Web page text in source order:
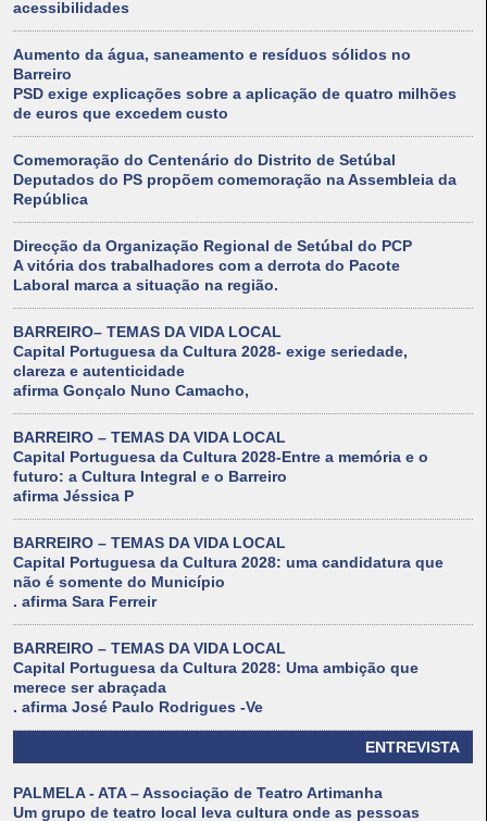
acessibilidades
Aumento da água, saneamento e resíduos sólidos no
Barreiro
PSD exige explicações sobre a aplicação de quatro milhões
de euros que excedem custo
Comemoração do Centenário do Distrito de Setúbal
Deputados do PS propõem comemoração na Assembleia da
República
Direcção da Organização Regional de Setúbal do PCP
A vitória dos trabalhadores com a derrota do Pacote
Laboral marca a situação na região.
BARREIRO– TEMAS DA VIDA LOCAL
Capital Portuguesa da Cultura 2028- exige seriedade,
clareza e autenticidade
afirma Gonçalo Nuno Camacho,
BARREIRO – TEMAS DA VIDA LOCAL
Capital Portuguesa da Cultura 2028-Entre a memória e o
futuro: a Cultura Integral e o Barreiro
afirma Jéssica P
BARREIRO – TEMAS DA VIDA LOCAL
Capital Portuguesa da Cultura 2028: uma candidatura que
não é somente do Município
. afirma Sara Ferreir
BARREIRO – TEMAS DA VIDA LOCAL
Capital Portuguesa da Cultura 2028: Uma ambição que
merece ser abraçada
. afirma José Paulo Rodrigues -Ve
ENTREVISTA
PALMELA - ATA – Associação de Teatro Artimanha
Um grupo de teatro local leva cultura onde as pessoas